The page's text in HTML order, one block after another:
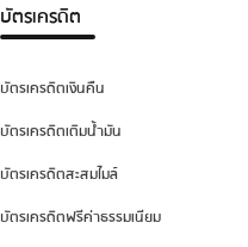
บัตรเครดิต
บัตรเครดิตเงินคืน
บัตรเครดิตเติมน้ำมัน
บัตรเครดิตสะสมไมล์
บัตรเครดิตฟรีค่าธรรมเนียม